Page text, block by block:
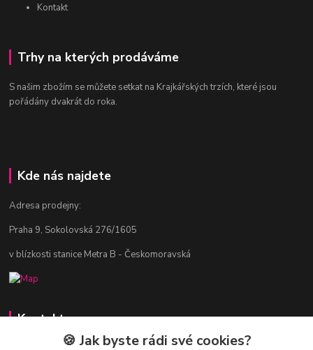
Kontakt
Trhy na kterých prodáváme
S našim zbožím se můžete setkat na Krajkářských trzích, které jsou
pořádány dvakrát do roka.
Kde nás najdete
Adresa prodejny:
Praha 9, Sokolovská 276/1605
v blízkosti stanice Metra B - Českomoravská
Kontakty
Jitka Vlasáková
🍪 Jak byste rádi své cookies?